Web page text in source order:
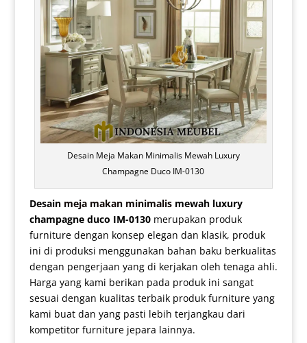
Desain Meja Makan Minimalis Mewah Luxury
Champagne Duco IM-0130
Desain meja makan minimalismewah luxury
champagne duco IM-0130merupakan produk
furniture dengan konsep elegan dan klasik, produk
ini di produksi menggunakan bahan baku berkualitas
dengan pengerjaan yang di kerjakan oleh tenaga ahli.
Harga yang kami berikan pada produk ini sangat
sesuai dengan kualitas terbaik produk furniture yang
kami buat dan yang pasti lebih terjangkau dari
kompetitor furniture jepara lainnya.